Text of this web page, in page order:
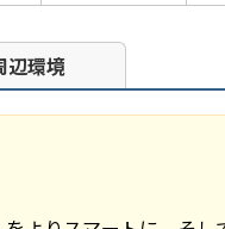
辺環境